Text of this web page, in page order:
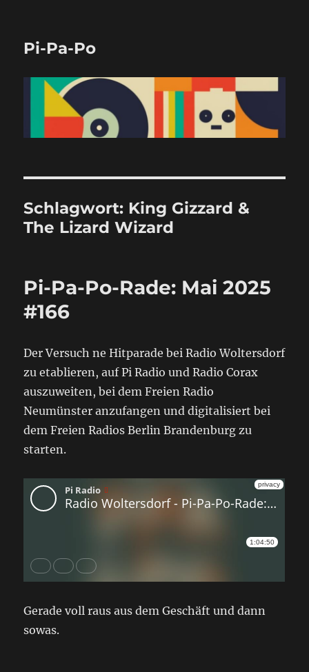
Pi-Pa-Po
Schlagwort: King Gizzard &
The Lizard Wizard
Pi-Pa-Po-Rade: Mai 2025
#166
Der Versuch ne Hitparade bei Radio Woltersdorf
zu etablieren, auf Pi Radio und Radio Corax
auszuweiten, bei dem Freien Radio
Neumünster anzufangen und digitalisiert bei
dem Freien Radios Berlin Brandenburg zu
starten.
Gerade voll raus aus dem Geschäft und dann
sowas.